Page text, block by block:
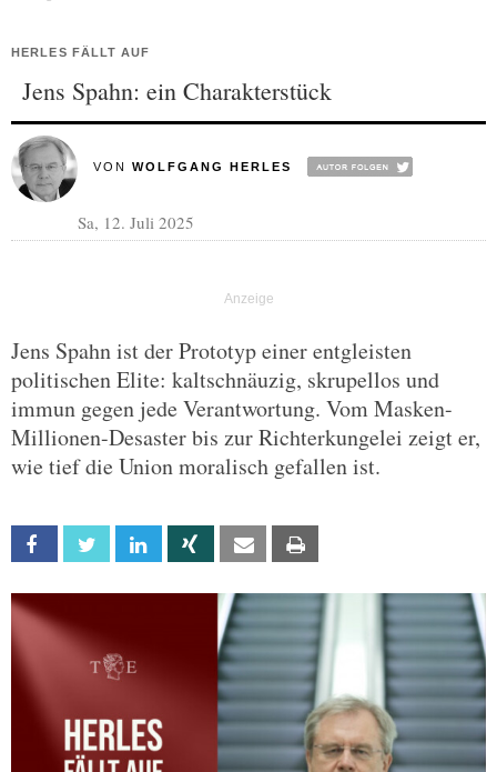
HERLES FÄLLT AUF
Jens Spahn: ein Charakterstück
VON WOLFGANG HERLES
Sa, 12. Juli 2025
Jens Spahn ist der Prototyp einer entgleisten
politischen Elite: kaltschnäuzig, skrupellos und
immun gegen jede Verantwortung. Vom Masken-
Millionen-Desaster bis zur Richterkungelei zeigt er,
wie tief die Union moralisch gefallen ist.
Facebook Twitter Linkedin Xing Email